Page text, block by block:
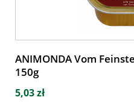
ANIMONDA Vom
150g
5,03 zł